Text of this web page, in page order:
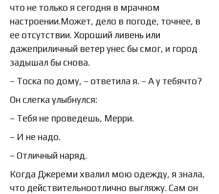
что не только я сегодня в мрачном
настроении.Может, дело в погоде, точнее, в
ее отсутствии. Хороший ливень или
дажеприличный ветер унес бы смог, и город
задышал бы снова.
– Тоска по дому, – ответила я. – А у тебячто?
Он слегка улыбнулся:
– Тебя не проведешь, Мерри.
– И не надо.
– Отличный наряд.
Когда Джереми хвалил мою одежду, я знала,
что действительноотлично выгляжу. Сам он